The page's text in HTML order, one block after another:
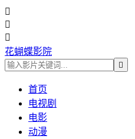



花蝴蝶影院

首页
电视剧
电影
动漫